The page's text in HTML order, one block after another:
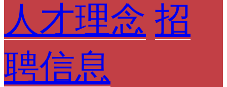
人才理念 招
聘信息